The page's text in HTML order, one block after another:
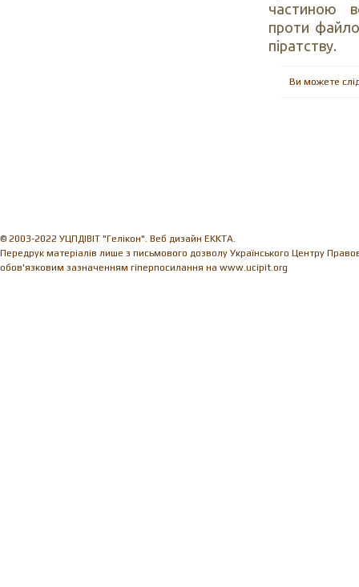
частиною
проти
піратству.
Ви можете
© 2003-2022 УЦПДІВІТ "Гелікон". Веб дизайн EKKTA.
Передрук матеріалів лише з письмового дозволу Українського Центру
обов'язковим зазначенням гіперпосилання на www.ucipit.org